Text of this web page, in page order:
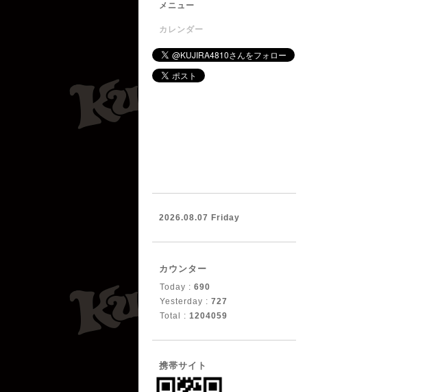
メニュー
カレンダー
2026.08.07 Friday
カウンター
Today : 690
Yesterday : 727
Total : 1204059
携帯サイト